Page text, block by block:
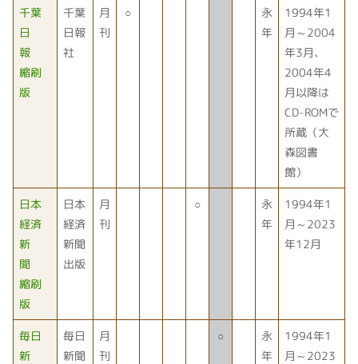
千葉
日
報
縮刷
版
千葉
日報
社
月
刊
○
永
年
1994年1
月～2004
年3月、
2004年4
月以降は
CD-ROMで
所蔵（大
森図書
館）
日本
経済
新
聞
縮刷
版
日本
経済
新聞
出版
月
刊
○
永
年
1994年1
月～2023
年12月
毎日
新
毎日
新聞
月
刊
○
永
年
1994年1
月～2023